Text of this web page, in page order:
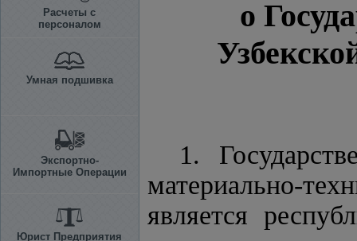
Расчеты с
персоналом
Умная подшивка
Экспортно-
Импортные Операции
Юрист Предприятия
о
1.
материально-
является